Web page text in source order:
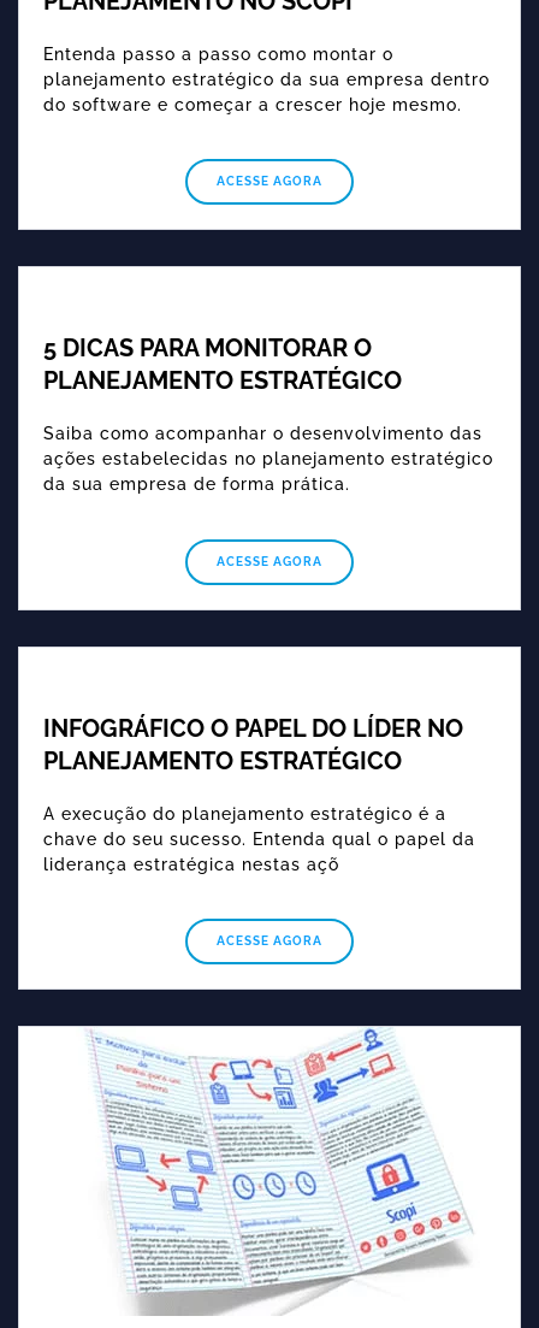
Entenda passo a passo como montar o
planejamento estratégico da sua empresa dentro
do software e começar a crescer hoje mesmo.
ACESSE AGORA
5 DICAS PARA MONITORAR O
PLANEJAMENTO ESTRATÉGICO
Saiba como acompanhar o desenvolvimento das
ações estabelecidas no planejamento estratégico
da sua empresa de forma prática.
ACESSE AGORA
INFOGRÁFICO O PAPEL DO LÍDER NO
PLANEJAMENTO ESTRATÉGICO
A execução do planejamento estratégico é a
chave do seu sucesso. Entenda qual o papel da
liderança estratégica nestas açõ
ACESSE AGORA